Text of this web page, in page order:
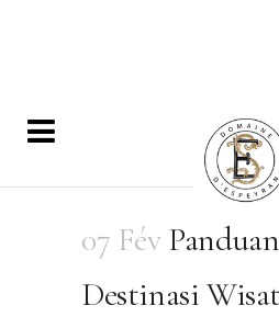
07 Fév
Destinasi